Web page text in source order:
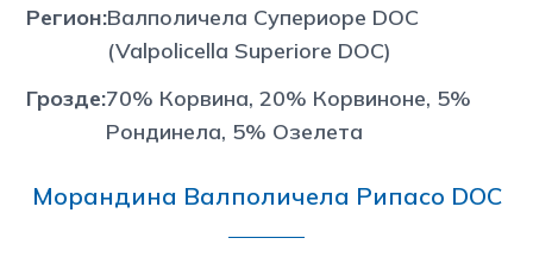
Регион:Валполичела Супериоре DOC
(Valpolicella Superiore DOC)
Грозде:70% Корвина, 20% Корвиноне, 5%
Рондинела, 5% Озелета
Морандина Валполичела Рипасо DOC